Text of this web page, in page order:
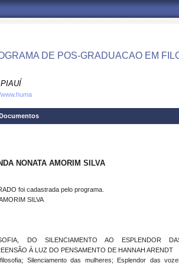
DE POS-GRADUACAO EM
NONATA AMORIM SILVA
foi cadastrada pelo programa.
SILVA
DO SILENCIAMENTO AO ESPLENDOR
À LUZ DO PENSAMENTO DE HANNAH ARENDT
Silenciamento das mulheres; Esplendor das